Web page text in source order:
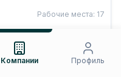
Рабочие места: 17
Рабочие места
Компании Профиль